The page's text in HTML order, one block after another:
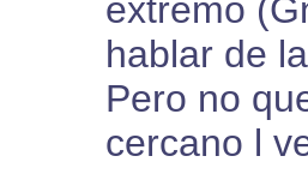
extremo
hablar de
Pero no
cercano l